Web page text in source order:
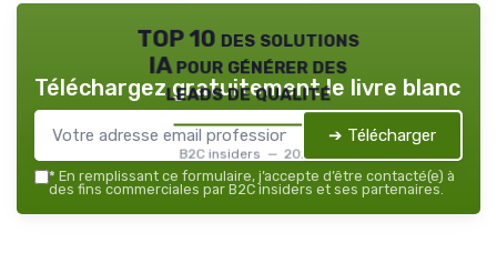
TOP 10 des solutions
IA pour générer des
leads de qualité
B2C insiders — 2026
Téléchargez gratuitement le livre blanc
➔ Télécharger
* En remplissant ce formulaire, j’accepte d’être contacté(e) à
des fins commerciales par B2C insiders et ses partenaires.